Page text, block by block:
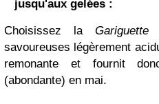
jusqu'aux gelées :
Choisissez laGariguette
savoureuses légèrement
remonante et fournit
(abondante) en mai.